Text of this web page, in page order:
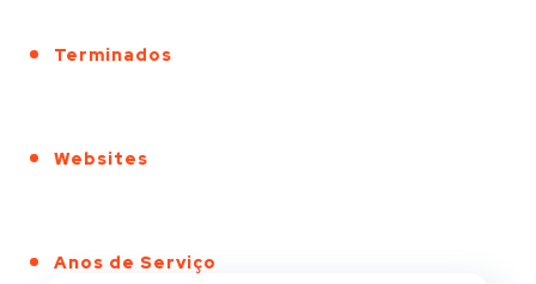
Terminados
Websites
Anos de Serviço